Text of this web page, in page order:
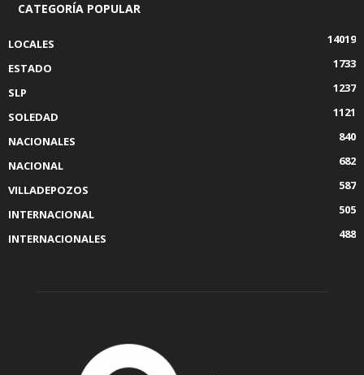
CATEGORÍA POPULAR
LOCALES
14019
ESTADO
1733
SLP
1237
SOLEDAD
1121
NACIONALES
840
NACIONAL
682
VILLADEPOZOS
587
INTERNACIONAL
505
INTERNACIONALES
488